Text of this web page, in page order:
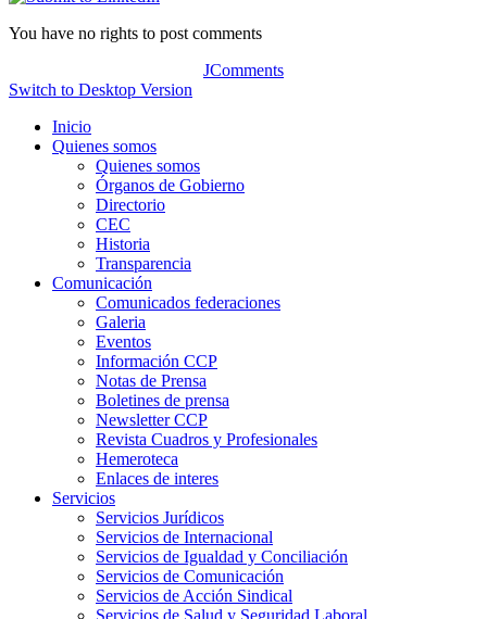
You have no rights to post comments
JComments
Switch to Desktop Version
Inicio
Quienes somos
Quienes somos
Órganos de Gobierno
Directorio
CEC
Historia
Transparencia
Comunicación
Comunicados federaciones
Galeria
Eventos
Información CCP
Notas de Prensa
Boletines de prensa
Newsletter CCP
Revista Cuadros y Profesionales
Hemeroteca
Enlaces de interes
Servicios
Servicios Jurídicos
Servicios de Internacional
Servicios de Igualdad y Conciliación
Servicios de Comunicación
Servicios de Acción Sindical
Servicios de Salud y Seguridad Laboral